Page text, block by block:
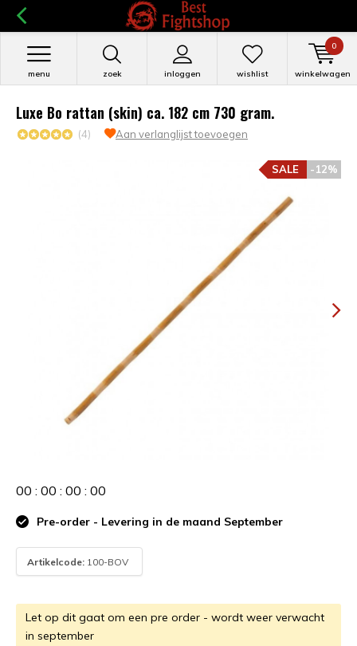
zoek inloggen
menu wishlist winkelwagen
0
Luxe Bo rattan (skin) ca. 182 cm 730 gram.
(4) Aan verlanglijst toevoegen
-12%
SALE
00 : 00 : 00 : 00
Pre-order - Levering in de maand September
Artikelcode: 100-BOV
Let op dit gaat om een pre order - wordt weer verwacht
in september